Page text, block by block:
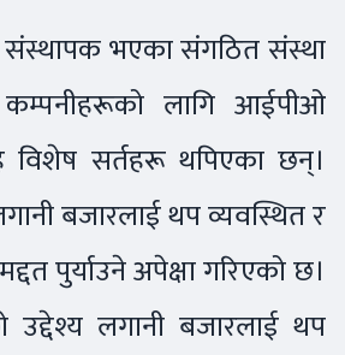
भएका संगठित संस्था
कम्पनीहरूको लागि आईपीओ
विशेष सर्तहरू थपिएका छन्।
बजारलाई थप व्यवस्थित र
पुर्याउने अपेक्षा गरिएको छ।
उद्देश्य लगानी बजारलाई थप